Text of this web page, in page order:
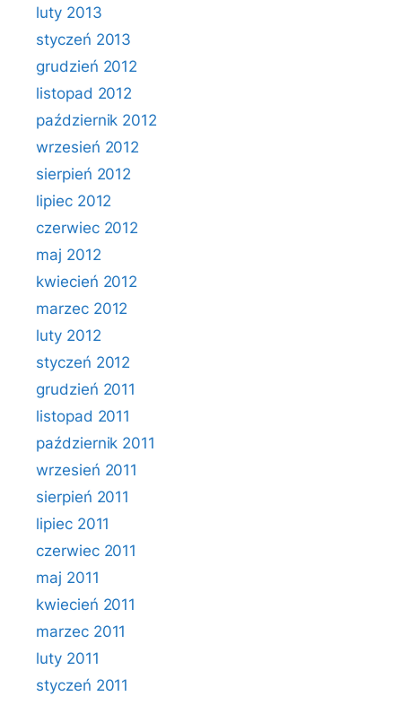
luty 2013
styczeń 2013
grudzień 2012
listopad 2012
październik 2012
wrzesień 2012
sierpień 2012
lipiec 2012
czerwiec 2012
maj 2012
kwiecień 2012
marzec 2012
luty 2012
styczeń 2012
grudzień 2011
listopad 2011
październik 2011
wrzesień 2011
sierpień 2011
lipiec 2011
czerwiec 2011
maj 2011
kwiecień 2011
marzec 2011
luty 2011
styczeń 2011